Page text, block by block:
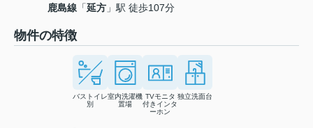
鹿島線 「延方 」駅 徒歩107分
物件の特徴
バストイレ
別
室内洗濯機
置場
TVモニタ
付きインタ
ーホン
独立洗面台